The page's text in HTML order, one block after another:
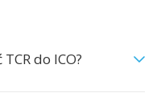
do ICO?